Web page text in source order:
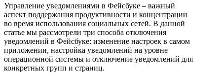
Управление уведомлениями в Фейсбуке – важный
аспект поддержания продуктивности и концентрации
во время использования социальных сетей. В данной
статье мы рассмотрели три способа отключения
уведомлений в Фейсбуке: изменение настроек в самом
приложении, настройка уведомлений на уровне
операционной системы и отключение уведомлений для
конкретных групп и страниц.